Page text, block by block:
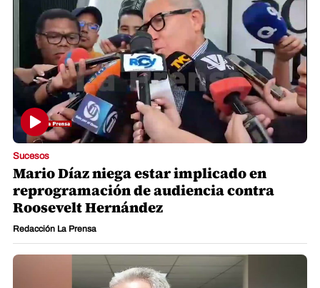
Sucesos
Mario Díaz niega estar implicado en
reprogramación de audiencia contra
Roosevelt Hernández
Redacción La Prensa